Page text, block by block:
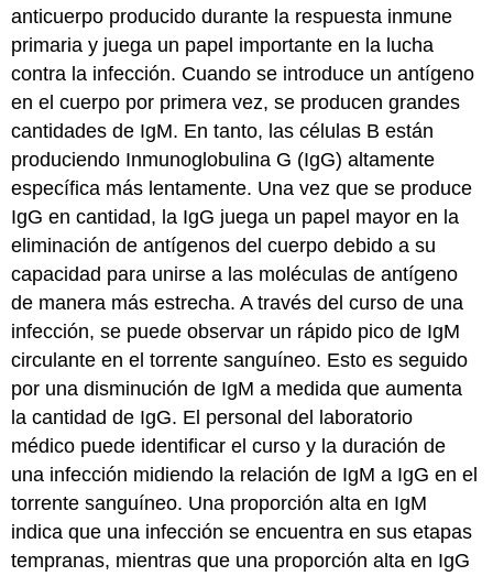
anticuerpo producido durante la respuesta inmune
primaria y juega un papel importante en la lucha
contra la infección. Cuando se introduce un antígeno
en el cuerpo por primera vez, se producen grandes
cantidades de IgM. En tanto, las células B están
produciendo Inmunoglobulina G (IgG) altamente
específica más lentamente. Una vez que se produce
IgG en cantidad, la IgG juega un papel mayor en la
eliminación de antígenos del cuerpo debido a su
capacidad para unirse a las moléculas de antígeno
de manera más estrecha. A través del curso de una
infección, se puede observar un rápido pico de IgM
circulante en el torrente sanguíneo. Esto es seguido
por una disminución de IgM a medida que aumenta
la cantidad de IgG. El personal del laboratorio
médico puede identificar el curso y la duración de
una infección midiendo la relación de IgM a IgG en el
torrente sanguíneo. Una proporción alta en IgM
indica que una infección se encuentra en sus etapas
tempranas, mientras que una proporción alta en IgG